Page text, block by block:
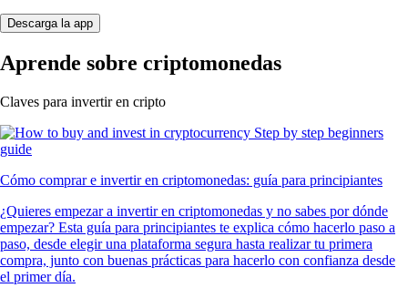
Descarga la app
Aprende sobre criptomonedas
Claves para invertir en cripto
Cómo comprar e invertir en criptomonedas: guía para principiantes
¿Quieres empezar a invertir en criptomonedas y no sabes por dónde
empezar? Esta guía para principiantes te explica cómo hacerlo paso a
paso, desde elegir una plataforma segura hasta realizar tu primera
compra, junto con buenas prácticas para hacerlo con confianza desde
el primer día.